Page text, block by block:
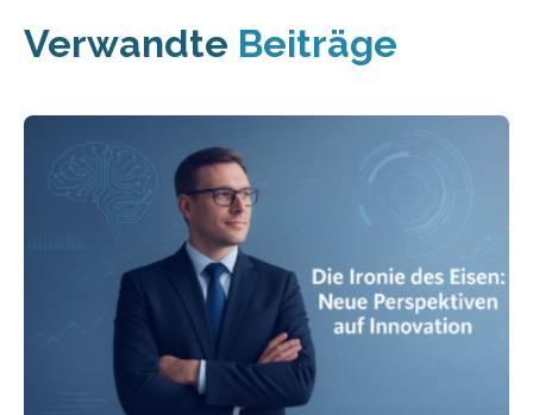
Verwandte Beiträge